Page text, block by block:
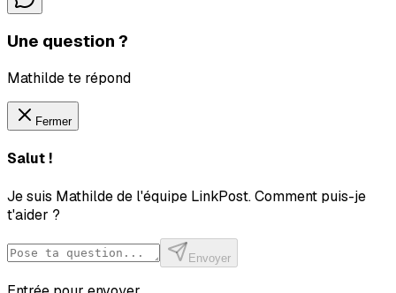
Une question ?
Mathilde te répond
Fermer
Salut !
Je suis Mathilde de l'équipe LinkPost. Comment puis-je
t'aider ?
Envoyer